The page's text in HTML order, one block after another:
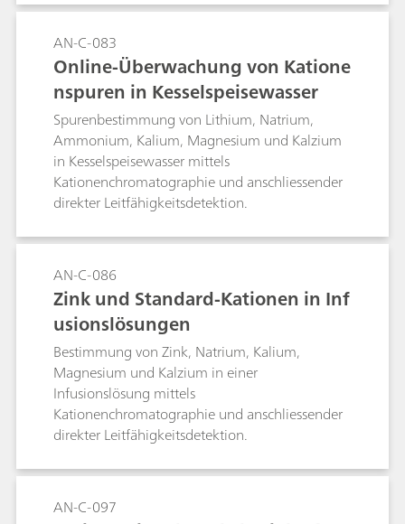
AN-C-083
Online-Überwachung von Katione
nspuren in Kesselspeisewasser
Spurenbestimmung von Lithium, Natrium,
Ammonium, Kalium, Magnesium und Kalzium
in Kesselspeisewasser mittels
Kationenchromatographie und anschliessender
direkter Leitfähigkeitsdetektion.
AN-C-086
Zink und Standard-Kationen in Inf
usionslösungen
Bestimmung von Zink, Natrium, Kalium,
Magnesium und Kalzium in einer
Infusionslösung mittels
Kationenchromatographie und anschliessender
direkter Leitfähigkeitsdetektion.
AN-C-097